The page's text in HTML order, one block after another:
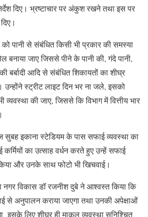
दिए। भ्रष्टाचार पर अंकुश रखने तथा इस पर
को पानी से संबंधित किसी भी प्रकार की समस्या
जाए जिससे पीने के पानी की, गंदे पानी,
बर्बादी आदि से संबंधित शिकायतों का शीघ्र
उन्होंने स्ट्रीट लाइट दिन भर ना जले, इसको
की जाए, जिससे कि विभाग में वित्तीय भार
इकाना स्टेडियम के पास सफाई व्यवस्था का
कर्मियों का उत्साह वर्धन करते हुए उन्हें सफाई
और उनके साथ फोटो भी खिचवाई।
विकास डॉ रजनीश दुबे ने आश्वस्त किया कि
से अनुपालन कराया जाएगा तथा उनकी अपेक्षाओं
इसके लिए शीघ्र ही माकूल व्यवस्था सुनिश्चित